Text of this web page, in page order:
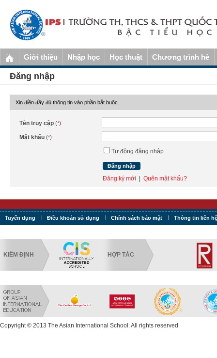
Giới thiệu Nhập học Học thuật Chương trình hè
Đăng nhập
Xin điền đầy đủ thông tin vào phần bắt buộc.
Tên truy cập (*):
Mật khẩu (*):
Tự động đăng nhập
Đăng ký mới Quên mật khẩu?
Tuyển dụng Điều khoản sử dụng Chính sách bảo mật Thông tin liên hệ
KIỂM ĐỊNH HỢP TÁC
Copyright © 2013 The Asian International School. All rights reserved